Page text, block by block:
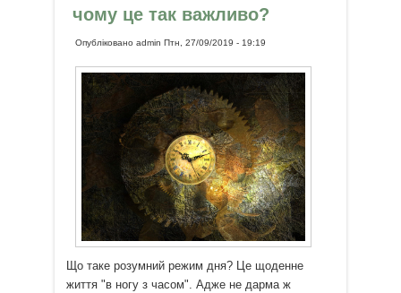
чому це так важливо?
Опублікованоadmin Птн, 27/09/2019 - 19:19
Що таке розумний режим дня? Це щоденне
життя "в ногу з часом". Адже не дарма ж